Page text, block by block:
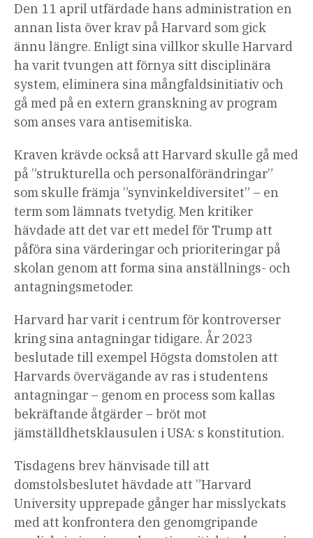
Den 11 april utfärdade hans administration en
annan lista över krav på Harvard som gick
ännu längre. Enligt sina villkor skulle Harvard
ha varit tvungen att förnya sitt disciplinära
system, eliminera sina mångfaldsinitiativ och
gå med på en extern granskning av program
som anses vara antisemitiska.
Kraven krävde också att Harvard skulle gå med
på ”strukturella och personalförändringar”
som skulle främja ”synvinkeldiversitet” – en
term som lämnats tvetydig. Men kritiker
hävdade att det var ett medel för Trump att
påföra sina värderingar och prioriteringar på
skolan genom att forma sina anställnings- och
antagningsmetoder.
Harvard har varit i centrum för kontroverser
kring sina antagningar tidigare. År 2023
beslutade till exempel Högsta domstolen att
Harvards övervägande av ras i studentens
antagningar – genom en process som kallas
bekräftande åtgärder – bröt mot
jämställdhetsklausulen i USA: s konstitution.
Tisdagens brev hänvisade till att
domstolsbeslutet hävdade att ”Harvard
University upprepade gånger har misslyckats
med att konfrontera den genomgripande